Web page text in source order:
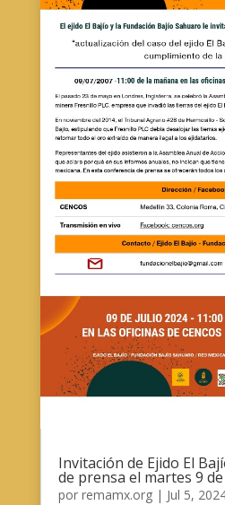
Invitación de Ejido El
de prensa el martes 9
por remamx.org| Jul 5,